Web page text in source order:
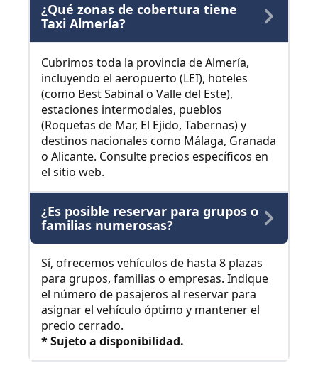
¿Qué zonas de cobertura tiene
Taxi Almería?
Cubrimos toda la provincia de Almería,
incluyendo el aeropuerto (LEI), hoteles
(como Best Sabinal o Valle del Este),
estaciones intermodales, pueblos
(Roquetas de Mar, El Ejido, Tabernas) y
destinos nacionales como Málaga, Granada
o Alicante. Consulte precios específicos en
el sitio web.
¿Es posible reservar para grupos o
familias numerosas?
Sí, ofrecemos vehículos de hasta 8 plazas
para grupos, familias o empresas. Indique
el número de pasajeros al reservar para
asignar el vehículo óptimo y mantener el
precio cerrado.
* Sujeto a disponibilidad.